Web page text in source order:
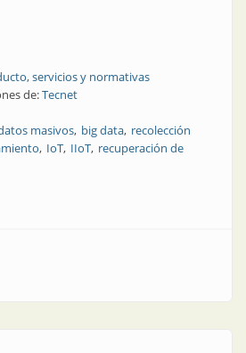
servicios y normativas
de:Tecnet
masivos big data recolección
IoT IIoT recuperación de
masiva de datos